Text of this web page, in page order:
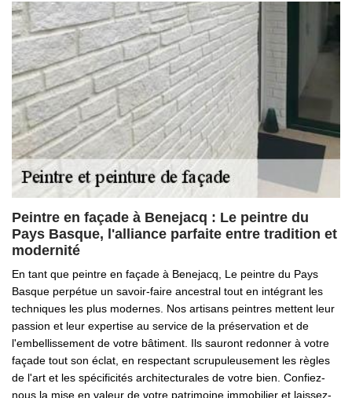
Peintre en façade à Benejacq : Le peintre du
Pays Basque, l'alliance parfaite entre tradition et
modernité
En tant que peintre en façade à Benejacq, Le peintre du Pays
Basque perpétue un savoir-faire ancestral tout en intégrant les
techniques les plus modernes. Nos artisans peintres mettent leur
passion et leur expertise au service de la préservation et de
l'embellissement de votre bâtiment. Ils sauront redonner à votre
façade tout son éclat, en respectant scrupuleusement les règles
de l'art et les spécificités architecturales de votre bien. Confiez-
nous la mise en valeur de votre patrimoine immobilier et laissez-